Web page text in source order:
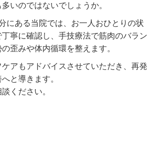
いのではないでしょうか。
にある当院では、お一人おひとりの状
寧に確認し、手技療法で筋肉のバラン
歪みや体内循環を整えます。
アもアドバイスさせていただき、再発
と導きます。
ください。